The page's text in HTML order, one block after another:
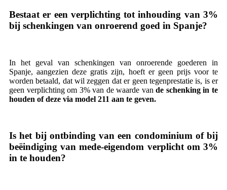
Bestaat er een verplichting tot inhouding van 3%
bij schenkingen van onroerend goed in Spanje?
In het geval van schenkingen van onroerende goederen in
Spanje, aangezien deze gratis zijn, hoeft er geen prijs voor te
worden betaald, dat wil zeggen dat er geen tegenprestatie is, is er
geen verplichting om 3% van de waarde vande schenking in te
houden of deze via model 211 aan te geven.
Is het bij ontbinding van een condominium of bij
beëindiging van mede-eigendom verplicht om 3%
in te houden?